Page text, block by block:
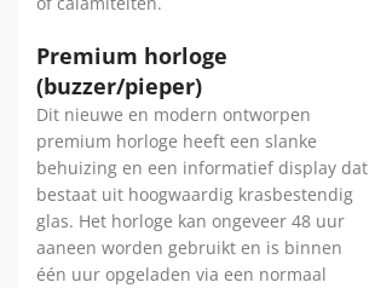
Premium horloge
(buzzer/pieper)
Dit nieuwe en modern ontworpen
premium horloge heeft een slanke
behuizing en een informatief display dat
bestaat uit hoogwaardig krasbestendig
glas. Het horloge kan ongeveer 48 uur
aaneen worden gebruikt en is binnen
één uur opgeladen via een normaal